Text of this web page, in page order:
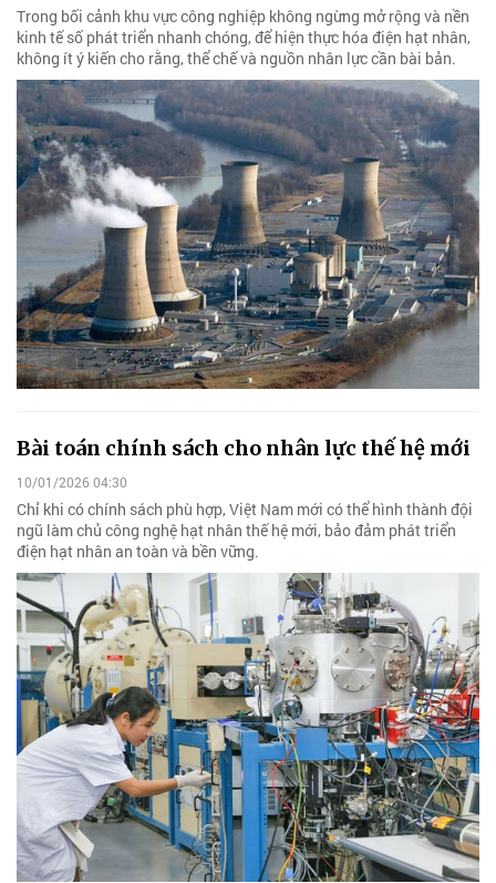
Trong bối cảnh khu vực công nghiệp không ngừng mở rộng và nền
kinh tế số phát triển nhanh chóng, để hiện thực hóa điện hạt nhân,
không ít ý kiến cho rằng, thể chế và nguồn nhân lực cần bài bản.
Bài toán chính sách cho nhân lực thế hệ mới
10/01/2026 04:30
Chỉ khi có chính sách phù hợp, Việt Nam mới có thể hình thành đội
ngũ làm chủ công nghệ hạt nhân thế hệ mới, bảo đảm phát triển
điện hạt nhân an toàn và bền vững.